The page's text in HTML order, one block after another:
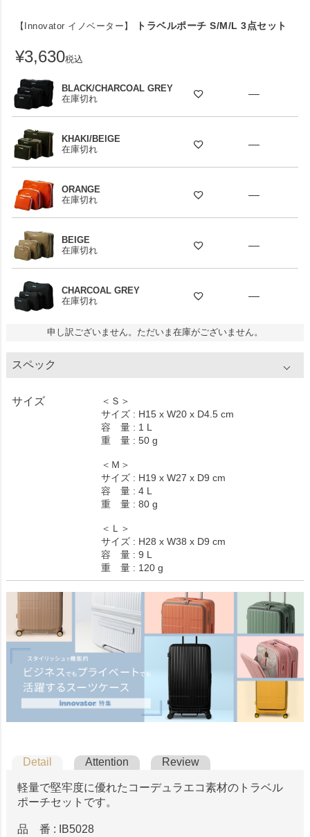
【Innovator イノベーター】 トラベルポーチ S/M/L 3点セット
¥3,630税込
BLACK/CHARCOAL GREY
在庫切れ
—
KHAKI/BEIGE
在庫切れ
—
ORANGE
在庫切れ
—
BEIGE
在庫切れ
—
CHARCOAL GREY
在庫切れ
—
申し訳ございません。ただいま在庫がございません。
スペック
サイズ
＜Ｓ＞
サイズ : H15 x W20 x D4.5 cm
容 量 : 1 L
重 量 : 50 g
＜Ｍ＞
サイズ : H19 x W27 x D9 cm
容 量 : 4 L
重 量 : 80 g
＜Ｌ＞
サイズ : H28 x W38 x D9 cm
容 量 : 9 L
重 量 : 120 g
Detail Attention Review
軽量で堅牢度に優れたコーデュラエコ素材のトラベル
ポーチセットです。
品 番 : IB5028